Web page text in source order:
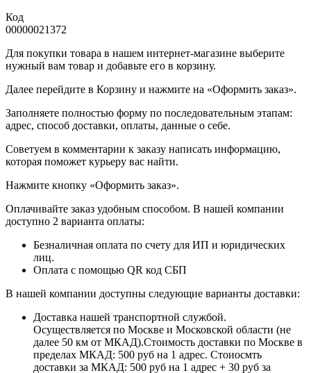
Код
00000021372
Для покупки товара в нашем интернет-магазине выберите
нужный вам товар и добавьте его в корзину.
Далее перейдите в Корзину и нажмите на «Оформить заказ».
​​​​​​​Заполняете полностью форму по последовательным этапам:
адрес, способ доставки, оплаты, данные о себе.
​​​​​​​Советуем в комментарии к заказу написать информацию,
которая поможет курьеру вас найти.
​​​​​​​Нажмите кнопку «Оформить заказ».
Оплачивайте заказ удобным способом. В нашей компании
доступно 2 варианта оплаты:
Безналичная оплата по счету для ИП и юридических
лиц.
Оплата с помощью QR код СБП
В нашей компании доступны следующие варианты доставки:
Доставка нашей транспортной службой.
Осуществляется по Москве и Московской области (не
далее 50 км от МКАД).Стоимость доставки по Москве в
пределах МКАД: 500 руб на 1 адрес. Стоиосмть
доставки за МКАД: 500 руб на 1 адрес + 30 руб за